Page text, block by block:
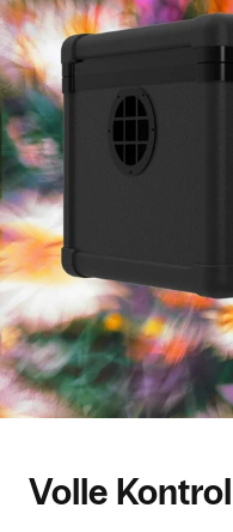
Volle